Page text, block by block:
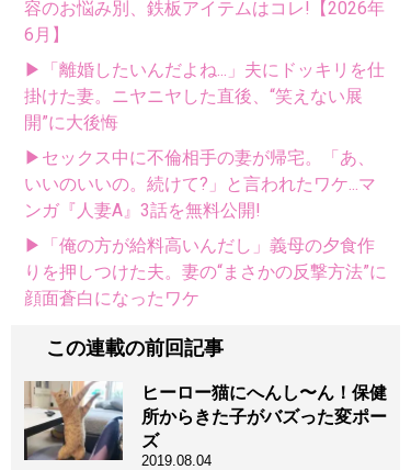
容のお悩み別、鉄板アイテムはコレ!【2026年
6月】
▶「離婚したいんだよね...」夫にドッキリを仕
掛けた妻。ニヤニヤした直後、“笑えない展
開”に大後悔
▶セックス中に不倫相手の妻が帰宅。「あ、
いいのいいの。続けて?」と言われたワケ...マ
ンガ『人妻A』3話を無料公開!
▶「俺の方が給料高いんだし」義母の夕食作
りを押しつけた夫。妻の“まさかの反撃方法”に
顔面蒼白になったワケ
この連載の前回記事
ヒーロー猫にへんし〜ん！保健
所からきた子がバズった変ポー
ズ
2019.08.04